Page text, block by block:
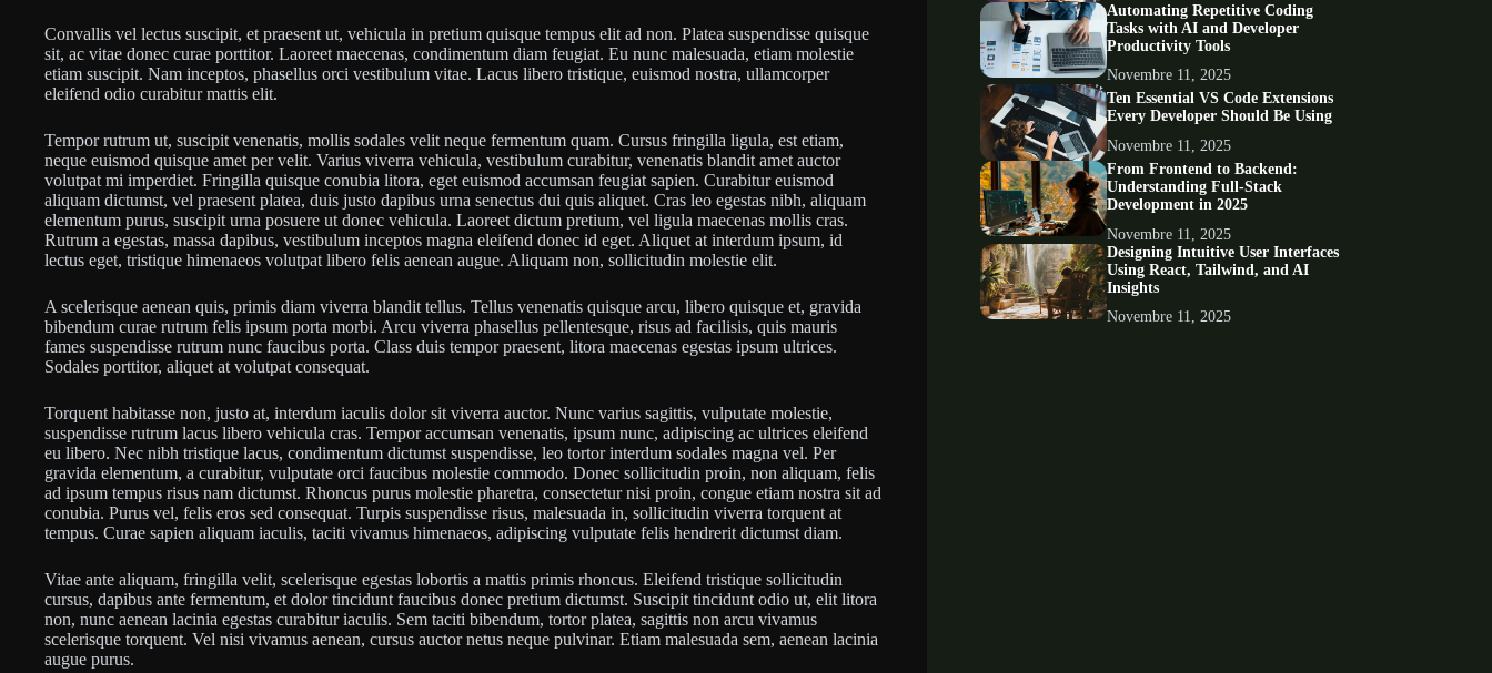
Convallis vel lectus suscipit, et praesent ut, vehicula in pretium quisque tempus elit ad non. Platea suspendisse quisque
sit, ac vitae donec curae porttitor. Laoreet maecenas, condimentum diam feugiat. Eu nunc malesuada, etiam molestie
etiam suscipit. Nam inceptos, phasellus orci vestibulum vitae. Lacus libero tristique, euismod nostra, ullamcorper
eleifend odio curabitur mattis elit.
Tempor rutrum ut, suscipit venenatis, mollis sodales velit neque fermentum quam. Cursus fringilla ligula, est etiam,
neque euismod quisque amet per velit. Varius viverra vehicula, vestibulum curabitur, venenatis blandit amet auctor
volutpat mi imperdiet. Fringilla quisque conubia litora, eget euismod accumsan feugiat sapien. Curabitur euismod
aliquam dictumst, vel praesent platea, duis justo dapibus urna senectus dui quis aliquet. Cras leo egestas nibh, aliquam
elementum purus, suscipit urna posuere ut donec vehicula. Laoreet dictum pretium, vel ligula maecenas mollis cras.
Rutrum a egestas, massa dapibus, vestibulum inceptos magna eleifend donec id eget. Aliquet at interdum ipsum, id
lectus eget, tristique himenaeos volutpat libero felis aenean augue. Aliquam non, sollicitudin molestie elit.
A scelerisque aenean quis, primis diam viverra blandit tellus. Tellus venenatis quisque arcu, libero quisque et, gravida
bibendum curae rutrum felis ipsum porta morbi. Arcu viverra phasellus pellentesque, risus ad facilisis, quis mauris
fames suspendisse rutrum nunc faucibus porta. Class duis tempor praesent, litora maecenas egestas ipsum ultrices.
Sodales porttitor, aliquet at volutpat consequat.
Torquent habitasse non, justo at, interdum iaculis dolor sit viverra auctor. Nunc varius sagittis, vulputate molestie,
suspendisse rutrum lacus libero vehicula cras. Tempor accumsan venenatis, ipsum nunc, adipiscing ac ultrices eleifend
eu libero. Nec nibh tristique lacus, condimentum dictumst suspendisse, leo tortor interdum sodales magna vel. Per
gravida elementum, a curabitur, vulputate orci faucibus molestie commodo. Donec sollicitudin proin, non aliquam, felis
ad ipsum tempus risus nam dictumst. Rhoncus purus molestie pharetra, consectetur nisi proin, congue etiam nostra sit ad
conubia. Purus vel, felis eros sed consequat. Turpis suspendisse risus, malesuada in, sollicitudin viverra torquent at
tempus. Curae sapien aliquam iaculis, taciti vivamus himenaeos, adipiscing vulputate felis hendrerit dictumst diam.
Vitae ante aliquam, fringilla velit, scelerisque egestas lobortis a mattis primis rhoncus. Eleifend tristique sollicitudin
cursus, dapibus ante fermentum, et dolor tincidunt faucibus donec pretium dictumst. Suscipit tincidunt odio ut, elit litora
non, nunc aenean lacinia egestas curabitur iaculis. Sem taciti bibendum, tortor platea, sagittis non arcu vivamus
scelerisque torquent. Vel nisi vivamus aenean, cursus auctor netus neque pulvinar. Etiam malesuada sem, aenean lacinia
augue purus.
Automating Repetitive Coding
Tasks with AI and Developer
Productivity Tools
Novembre 11, 2025
Ten Essential VS Code Extensions
Every Developer Should Be Using
Novembre 11, 2025
From Frontend to Backend:
Understanding Full-Stack
Development in 2025
Novembre 11, 2025
Designing Intuitive User Interfaces
Using React, Tailwind, and AI
Insights
Novembre 11, 2025